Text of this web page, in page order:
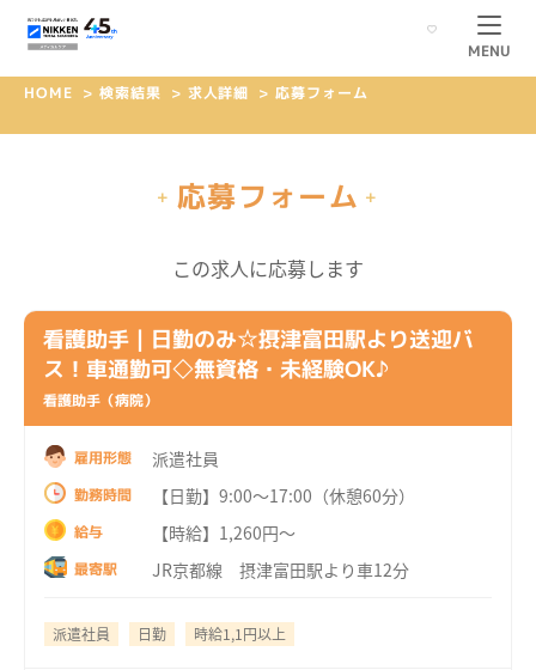
MENU
HOME > 検索結果 > 求人詳細 > 応募フォーム
+ 応募フォーム +
この求人に応募します
看護助手｜日勤のみ☆摂津富田駅より送迎バ
ス！車通勤可◇無資格・未経験OK♪
看護助手（病院）
雇用形態 派遣社員
勤務時間 【日勤】9:00～17:00（休憩60分）
給与 【時給】1,260円～
最寄駅 JR京都線 摂津富田駅より車12分
派遣社員 日勤 時給1,1円以上